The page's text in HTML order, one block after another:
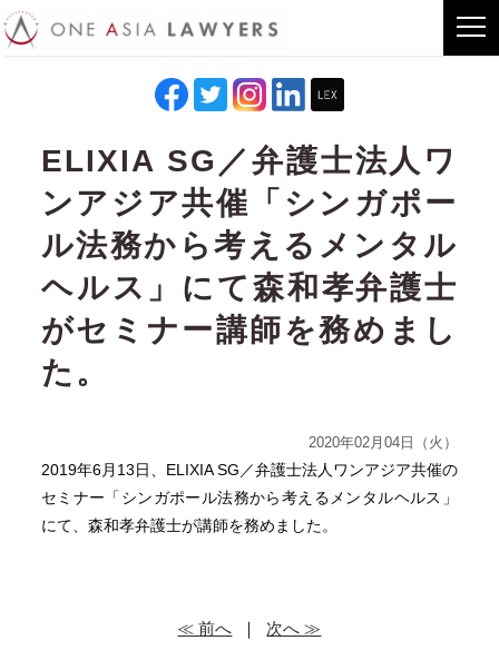
ELIXIA SG／弁護士法人ワ
ンアジア共催「シンガポー
ル法務から考えるメンタル
ヘルス」にて森和孝弁護士
がセミナー講師を務めまし
た。
2020年02月04日（火）
2019年6月13日、ELIXIA SG／弁護士法人ワンアジア共催の
セミナー「 シンガポール法務から考えるメンタルヘルス」
にて、 森和孝弁護士が講師を務めました。
≪ 前へ ｜ 次へ ≫